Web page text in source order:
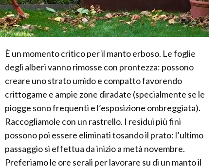
È un momento critico per il manto erboso. Le foglie
degli alberi vanno rimosse con prontezza: possono
creare uno strato umido e compatto favorendo
crittogame e ampie zone diradate (specialmente se le
piogge sono frequenti e l’esposizione ombreggiata).
Raccogliamole con un rastrello. I residui più fini
possono poi essere eliminati tosando il prato: l’ultimo
passaggio si effettua da inizio a metà novembre.
Preferiamo le ore serali per lavorare su di un manto il